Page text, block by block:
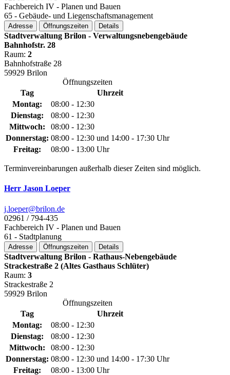
Fachbereich IV - Planen und Bauen
65 - Gebäude- und Liegenschaftsmanagement
Adresse Öffnungszeiten Details
Stadtverwaltung Brilon - Verwaltungsnebengebäude
Bahnhofstr. 28
Raum: 2
Bahnhofstraße 28
59929 Brilon
Öffnungszeiten
Tag
Uhrzeit
Montag:
08:00 - 12:30
Dienstag:
08:00 - 12:30
Mittwoch:
08:00 - 12:30
Donnerstag: 08:00 - 12:30 und 14:00 - 17:30 Uhr
Freitag:
08:00 - 13:00 Uhr
Terminvereinbarungen außerhalb dieser Zeiten sind möglich.
Herr Jason Loeper
j.loeper@­brilon.de
02961 / 794-435
Fachbereich IV - Planen und Bauen
61 - Stadtplanung
Adresse Öffnungszeiten Details
Stadtverwaltung Brilon - Rathaus-Nebengebäude
Strackestraße 2 (Altes Gasthaus Schlüter)
Raum: 3
Strackestraße 2
59929 Brilon
Öffnungszeiten
Tag
Uhrzeit
Montag:
08:00 - 12:30
Dienstag:
08:00 - 12:30
Mittwoch:
08:00 - 12:30
Donnerstag: 08:00 - 12:30 und 14:00 - 17:30 Uhr
Freitag:
08:00 - 13:00 Uhr